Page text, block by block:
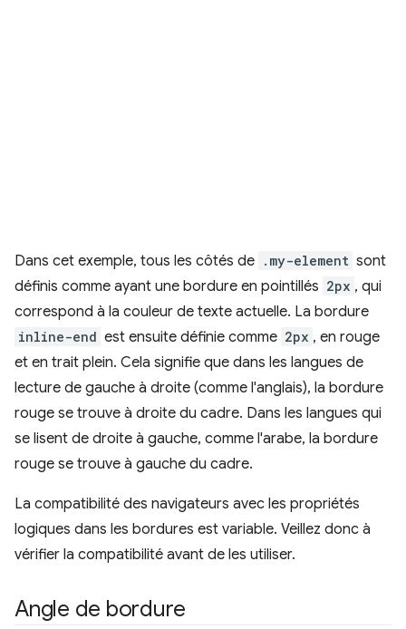
Dans cet exemple, tous les côtés de .my-element sont
définis comme ayant une bordure en pointillés 2px , qui
correspond à la couleur de texte actuelle. La bordure
inline-end est ensuite définie comme 2px , en rouge
et en trait plein. Cela signifie que dans les langues de
lecture de gauche à droite (comme l'anglais), la bordure
rouge se trouve à droite du cadre. Dans les langues qui
se lisent de droite à gauche, comme l'arabe, la bordure
rouge se trouve à gauche du cadre.
La compatibilité des navigateurs avec les propriétés
logiques dans les bordures est variable. Veillez donc à
vérifier la compatibilité avant de les utiliser.
Angle de bordure